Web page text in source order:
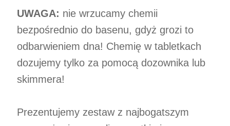
UWAGA: nie wrzucamy chemii
bezpośrednio do basenu, gdyż grozi to
odbarwieniem dna! Chemię w tabletkach
dozujemy tylko za pomocą dozownika lub
skimmera!
Prezentujemy zestaw z najbogatszym